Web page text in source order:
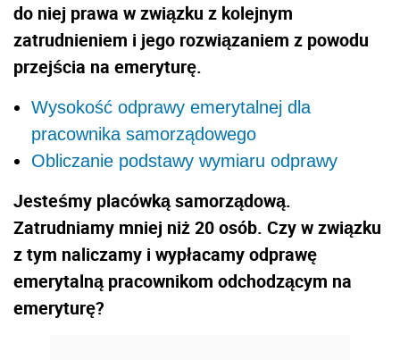
do niej prawa w związku z kolejnym
zatrudnieniem i jego rozwiązaniem z powodu
przejścia na emeryturę.
Wysokość odprawy emerytalnej dla
pracownika samorządowego
Obliczanie podstawy wymiaru odprawy
Jesteśmy placówką samorządową.
Zatrudniamy mniej niż 20 osób. Czy w związku
z tym naliczamy i wypłacamy odprawę
emerytalną pracownikom odchodzącym na
emeryturę?